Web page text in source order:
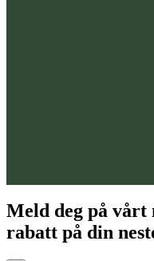
Meld deg på vårt
rabatt på din